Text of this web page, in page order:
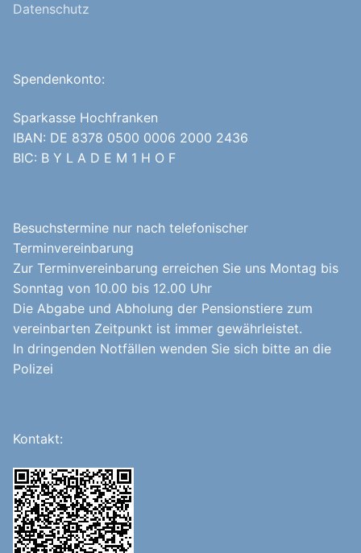
Datenschutz
Spendenkonto:
Sparkasse Hochfranken
IBAN: DE 8378 0500 0006 2000 2436
BIC: B Y L A D E M 1 H O F
Besuchstermine nur nach telefonischer
Terminvereinbarung
Zur Terminvereinbarung erreichen Sie uns Montag bis
Sonntag von 10.00 bis 12.00 Uhr
Die Abgabe und Abholung der Pensionstiere zum
vereinbarten Zeitpunkt ist immer gewährleistet.
In dringenden Notfällen wenden Sie sich bitte an die
Polizei
Kontakt: